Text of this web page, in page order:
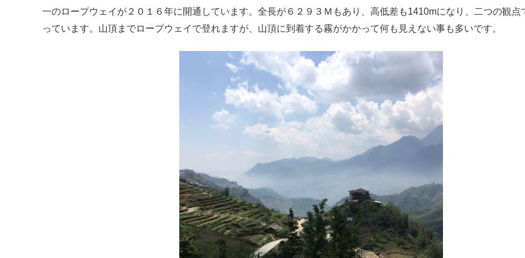
一のロープウェイが２０１６年に開通しています。全長が６２９３Ｍもあり、高低差も1410mになり、二つの観点
っています。山頂までロープウェイで登れますが、山頂に到着する霧がかかって何も見えない事も多いです。